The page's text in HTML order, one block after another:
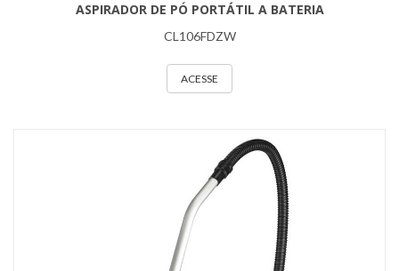
ASPIRADOR DE PÓ PORTÁTIL A BATERIA
CL106FDZW
ACESSE